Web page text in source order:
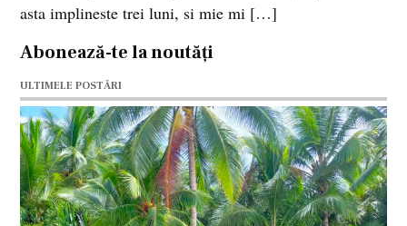
asta implineste trei luni, si mie mi […]
Abonează-te la noutăți
ULTIMELE POSTĂRI